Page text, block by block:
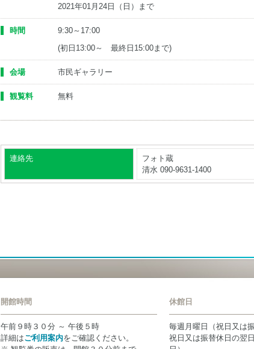
2021年01月24日（日）まで
時間
9:30～17:00
(初日13:00～ 最終日15:00まで)
会場 市民ギャラリー
観覧料 無料
連絡先
フォト蔵
清水 090-9631-1400
開館時間
午前９時３０分 ～ 午後５時
詳細はご利用案内をご確認ください。
休館日
毎週月曜日（祝日又は
祝日又は振替休日の翌